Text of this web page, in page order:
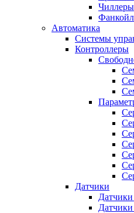
Чиллеры
Автоматика
Системы
Контроллеры
Датчики